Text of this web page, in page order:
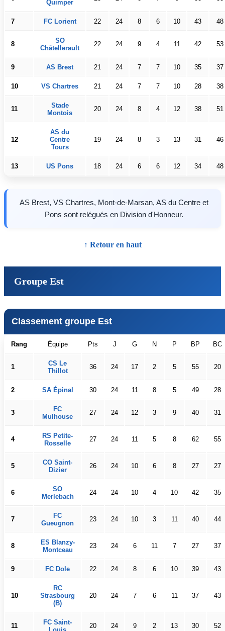
Quimper
7 FC Lorient 22 24 8 6 10 43 48
8
SO
Châtellerault
22 24 9 4 11 42 53
9 AS Brest 21 24 7 7 10 35 37
10 VS Chartres 21 24 7 7 10 28 38
11
Stade
Montois
20 24 8 4 12 38 51
12
AS du
Centre
Tours
19 24 8 3 13 31 46
13 US Pons 18 24 6 6 12 34 48
AS Brest, VS Chartres, Mont-de-Marsan, AS du Centre et
Pons sont relégués en Division d'Honneur.
↑ Retour en haut
Groupe Est
Classement groupe Est
Rang Équipe Pts J G N P BP BC
1
CS Le
Thillot
36 24 17 2 5 55 20
2 SA Épinal 30 24 11 8 5 49 28
3
FC
Mulhouse
27 24 12 3 9 40 31
4
RS Petite-
Rosselle
27 24 11 5 8 62 55
5
CO Saint-
Dizier
26 24 10 6 8 27 27
6
SO
Merlebach
24 24 10 4 10 42 35
7
FC
Gueugnon
23 24 10 3 11 40 44
8
ES Blanzy-
Montceau
23 24 6 11 7 27 37
9 FC Dole 22 24 8 6 10 39 43
10
RC
Strasbourg
(B)
20 24 7 6 11 37 43
11
FC Saint-
20 24 9 2 13 30 52